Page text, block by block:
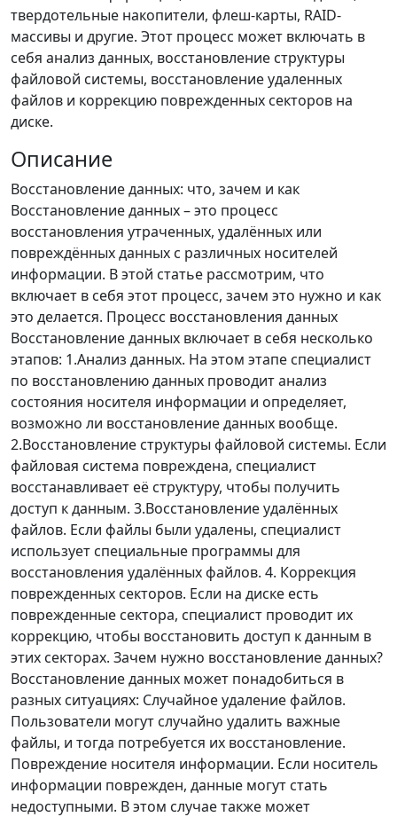
твердотельные накопители, флеш-карты, RAID-
массивы и другие. Этот процесс может включать в
себя анализ данных, восстановление структуры
файловой системы, восстановление удаленных
файлов и коррекцию поврежденных секторов на
диске.
Описание
Восстановление данных: что, зачем и как
Восстановление данных – это процесс
восстановления утраченных, удалённых или
повреждённых данных с различных носителей
информации. В этой статье рассмотрим, что
включает в себя этот процесс, зачем это нужно и как
это делается. Процесс восстановления данных
Восстановление данных включает в себя несколько
этапов: 1.Анализ данных. На этом этапе специалист
по восстановлению данных проводит анализ
состояния носителя информации и определяет,
возможно ли восстановление данных вообще.
2.Восстановление структуры файловой системы. Если
файловая система повреждена, специалист
восстанавливает её структуру, чтобы получить
доступ к данным. 3.Восстановление удалённых
файлов. Если файлы были удалены, специалист
использует специальные программы для
восстановления удалённых файлов. 4. Коррекция
поврежденных секторов. Если на диске есть
поврежденные сектора, специалист проводит их
коррекцию, чтобы восстановить доступ к данным в
этих секторах. Зачем нужно восстановление данных?
Восстановление данных может понадобиться в
разных ситуациях: Случайное удаление файлов.
Пользователи могут случайно удалить важные
файлы, и тогда потребуется их восстановление.
Повреждение носителя информации. Если носитель
информации поврежден, данные могут стать
недоступными. В этом случае также может